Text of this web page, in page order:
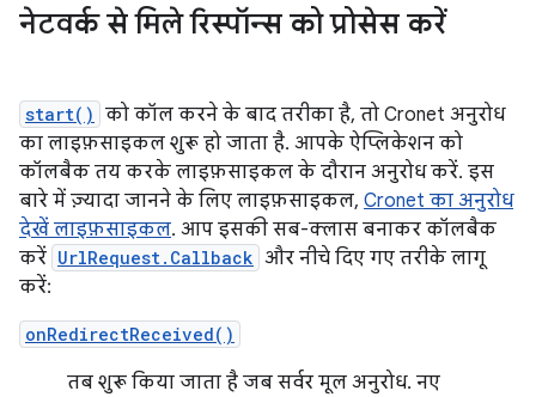
नेटवर्क से मिले रिस्पॉन्स को प्रोसेस करें
start() को कॉल करने के बाद तरीका है, तो Cronet अनुरोध
का लाइफ़साइकल शुरू हो जाता है. आपके ऐप्लिकेशन को
कॉलबैक तय करके लाइफ़साइकल के दौरान अनुरोध करें. इस
बारे में ज़्यादा जानने के लिए लाइफ़साइकल, Cronet का अनुरोध
देखें लाइफ़साइकल. आप इसकी सब-क्लास बनाकर कॉलबैक
करें UrlRequest.Callback और नीचे दिए गए तरीके लागू
करें:
onRedirectReceived()
तब शुरू किया जाता है जब सर्वर मूल अनुरोध. नए